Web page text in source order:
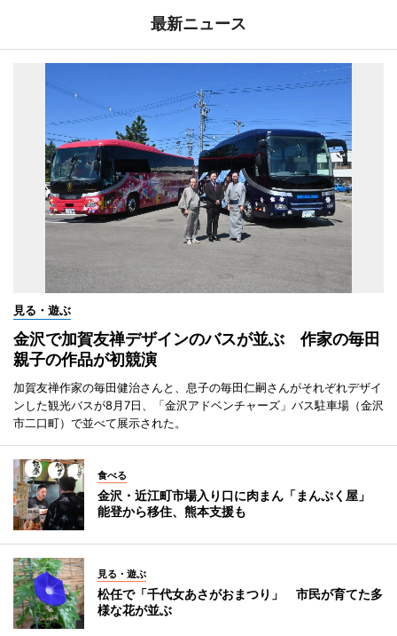
最新ニュース
見る・遊ぶ
金沢で加賀友禅デザインのバスが並ぶ 作家の毎田
親子の作品が初競演
加賀友禅作家の毎田健治さんと、息子の毎田仁嗣さんがそれぞれデザイ
ンした観光バスが8月7日、「金沢アドベンチャーズ」バス駐車場（金沢
市二口町）で並べて展示された。
食べる
金沢・近江町市場入り口に肉まん「まんぷく屋」
能登から移住、熊本支援も
見る・遊ぶ
松任で「千代女あさがおまつり」 市民が育てた多
様な花が並ぶ